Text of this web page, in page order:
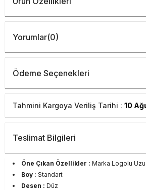
Yorumlar(0)
Ödeme Seçenekleri
Tahmini Kargoya Veriliş Tarihi : 10
Teslimat Bilgileri
Öne Çıkan Özellikler : Marka Logolu
Boy : Standart
Desen : Düz